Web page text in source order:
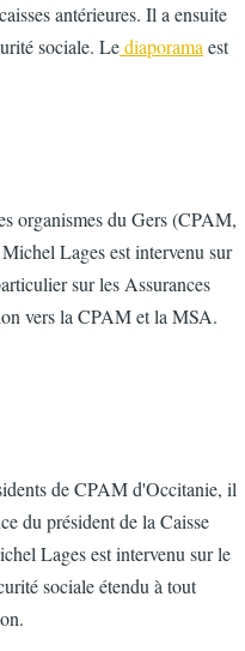
antérieures. Il a ensuite
sociale. Lediaporama est
organismes du Gers (CPAM,
Lages est intervenu sur
sur les Assurances
vers la CPAM et la MSA.
de CPAM d'Occitanie, il
du président de la Caisse
Lages est intervenu sur le
sociale étendu à tout